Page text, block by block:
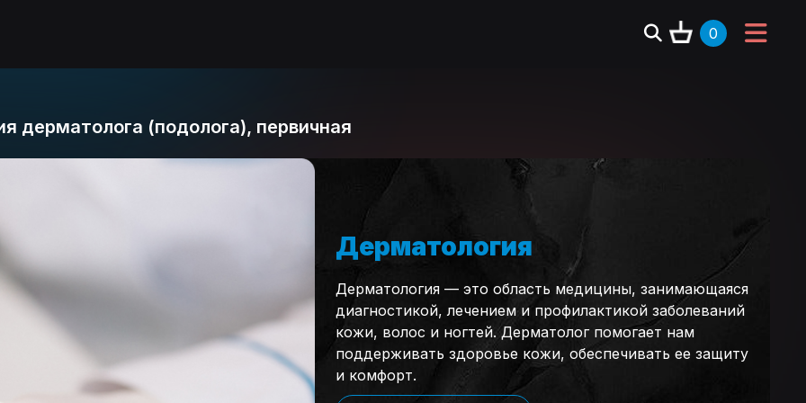
0
дерматолога (подолога), первичная
Дерматология
Дерматология — это область медицины, занимающаяся
диагностикой, лечением и профилактикой заболеваний
кожи, волос и ногтей. Дерматолог помогает нам
поддерживать здоровье кожи, обеспечивать ее защиту
и комфорт.